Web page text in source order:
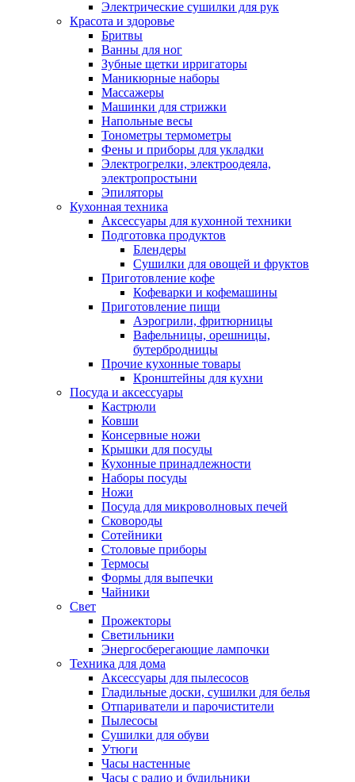
Электрические сушилки для рук
Красота и здоровье
Бритвы
Ванны для ног
Зубные щетки ирригаторы
Маникюрные наборы
Массажеры
Машинки для стрижки
Напольные весы
Тонометры термометры
Фены и приборы для укладки
Электрогрелки, электроодеяла,
электропростыни
Эпиляторы
Кухонная техника
Аксессуары для кухонной техники
Подготовка продуктов
Блендеры
Сушилки для овощей и фруктов
Приготовление кофе
Кофеварки и кофемашины
Приготовление пищи
Аэрогрили, фритюрницы
Вафельницы, орешницы,
бутербродницы
Прочие кухонные товары
Кронштейны для кухни
Посуда и аксессуары
Кастрюли
Ковши
Консервные ножи
Крышки для посуды
Кухонные принадлежности
Наборы посуды
Ножи
Посуда для микроволновых печей
Сковороды
Сотейники
Столовые приборы
Термосы
Формы для выпечки
Чайники
Свет
Прожекторы
Светильники
Энергосберегающие лампочки
Техника для дома
Аксессуары для пылесосов
Гладильные доски, сушилки для белья
Отпариватели и парочистители
Пылесосы
Сушилки для обуви
Утюги
Часы настенные
Часы с радио и будильники